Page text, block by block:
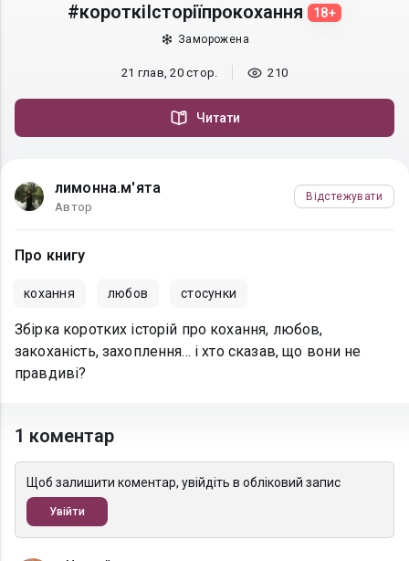
#короткіІсторіїпрокохання 18+
Заморожена
21 глав, 20 стор. 210
Читати
лимонна.м'ята
Автор
Відстежувати
Про книгу
кохання любов стосунки
Збірка коротких історій про кохання, любов,
закоханість, захоплення... і хто сказав, що вони не
правдиві?
1 коментар
Щоб залишити коментар, увійдіть в обліковий запис
Увійти